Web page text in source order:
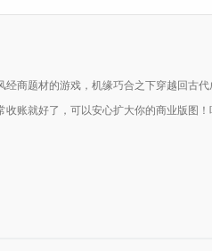
经商题材的游戏，机缘巧合之下穿越回古
收账就好了，可以安心扩大你的商业版图